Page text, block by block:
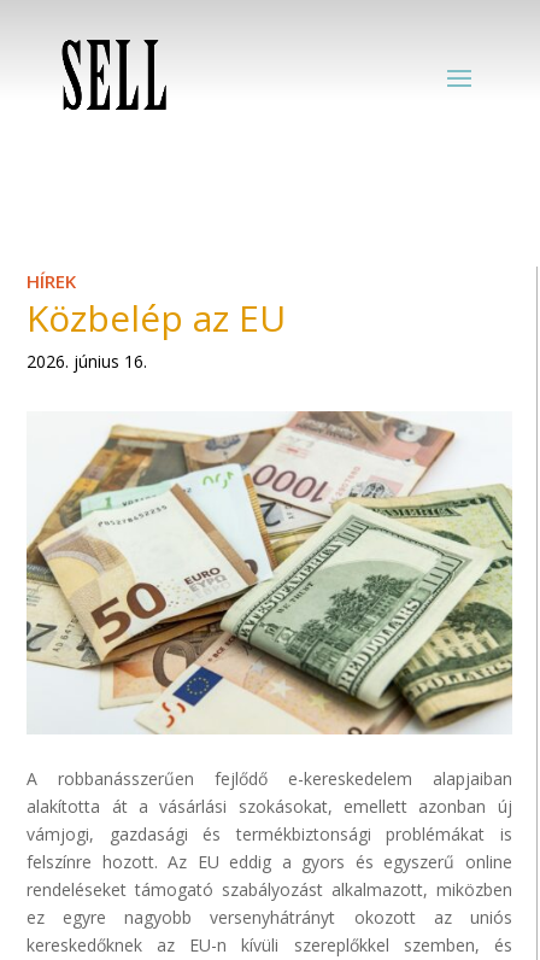
HÍREK
Közbelép az EU
2026. június 16.
A robbanásszerűen
fejlődő e-kereskedelem alapjaiban
alakította át a vásárlási szokásokat, emellett azonban új
vámjogi, gazdasági és termékbiztonsági problémákat is
felszínre hozott. Az EU eddig a gyors és egyszerű online
rendeléseket támogató szabályozást alkalmazott, miközben
ez egyre nagyobb versenyhátrányt okozott az uniós
kereskedőknek az EU-n kívüli szereplőkkel szemben, és